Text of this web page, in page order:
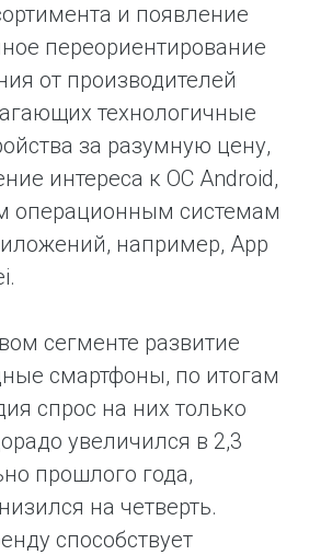
и появление
переориентирование
от производителей
технологичные
за разумную цену,
интереса к ОС Android,
операционным системам
например, App
сегменте развитие
смартфоны, по итогам
спрос на них только
увеличился в 2,3
прошлого года,
на четверть.
способствует